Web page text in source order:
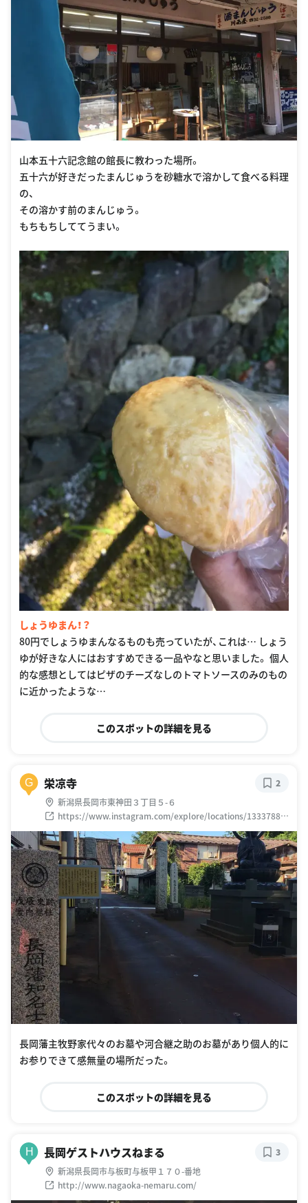
山本五十六記念館の館長に教わった場所。
五十六が好きだったまんじゅうを砂糖水で溶かして食べる料理
の、
その溶かす前のまんじゅう。
もちもちしててうまい。
しょうゆまん！？
80円でしょうゆまんなるものも売っていたが、これは… しょう
ゆが好きな人にはおすすめできる一品やなと思いました。 個人
的な感想としてはピザのチーズなしのトマトソースのみのもの
に近かったような…
このスポットの詳細を見る
G 栄凉寺
新潟県長岡市東神田３丁目５-６
https://www.instagram.com/explore/locations/13337886
0533271
2
長岡藩主牧野家代々のお墓や河合継之助のお墓があり個人的に
お参りできて感無量の場所だった。
このスポットの詳細を見る
H 長岡ゲストハウスねまる
新潟県長岡市与板町与板甲１７０-番地
http://www.nagaoka-nemaru.com/
3